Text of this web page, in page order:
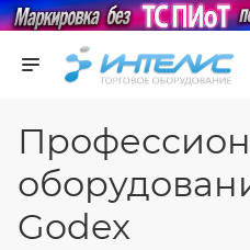
Godex